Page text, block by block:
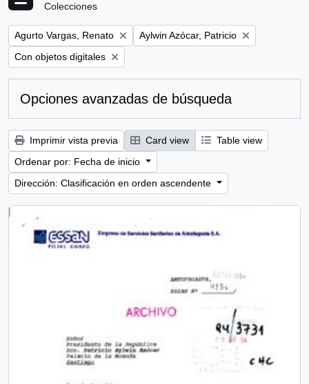
Colecciones
Remove filter:
Agurto Vargas, Renato Remove filter:
Aylwin Azócar, Patricio
Remove filter:
Con objetos digitales
Opciones avanzadas de búsqueda
Imprimir vista previa Card view
Table view
Ordenar por: Fecha de inicio
Dirección: Clasificación en orden ascendente